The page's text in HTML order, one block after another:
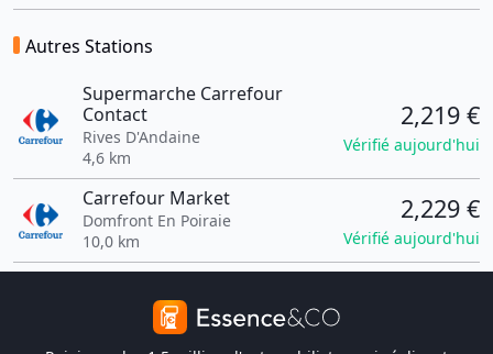
Autres Stations
Supermarche Carrefour
Contact
Rives D'Andaine
4,6 km
2,219 €
Vérifié aujourd'hui
Carrefour Market
Domfront En Poiraie
10,0 km
2,229 €
Vérifié aujourd'hui